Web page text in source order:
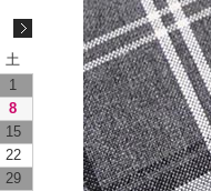
土
1
8
15
22
29